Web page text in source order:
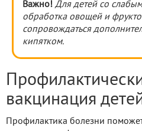
Важно! Для детей со
обработка овощей и
сопровождаться
кипятком.
вакцинация
Профилактика болезни